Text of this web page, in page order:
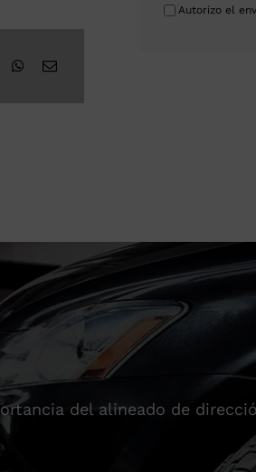
Autorizo el
del alineado de